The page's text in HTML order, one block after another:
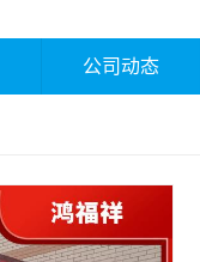
公司动态